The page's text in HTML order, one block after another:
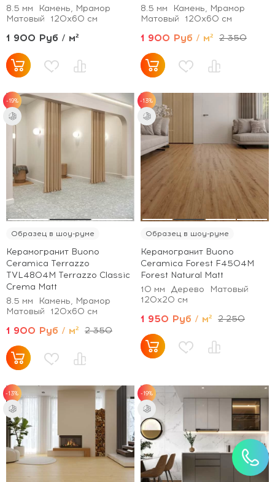
8.5 мм
Камень, Мрамор
Матовый
120x60 см
1 900 Руб / м²
8.5 мм
Камень, Мрамор
Матовый
120x60 см
1 900 Руб / м² 2 350
-19%
Образец в шоу-руме
Керамогранит Buono
Ceramica Terrazzo
TVL4804M Terrazzo Classic
Crema Matt
8.5 мм
Камень, Мрамор
Матовый
120x60 см
1 900 Руб / м² 2 350
-13%
Образец в шоу-руме
Керамогранит Buono
Ceramica Forest F4504M
Forest Natural Matt
10 мм
Дерево
Матовый
120x20 см
1 950 Руб / м² 2 250
-13% -19%